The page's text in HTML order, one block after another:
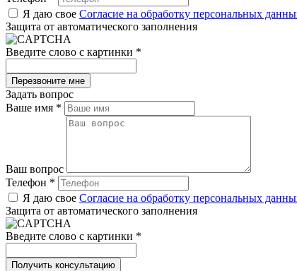
Я даю свое Согласие на обработку персональных
Защита от автоматического заполнения
Введите слово с картинки *
Задать вопрос
Ваше имя *
Ваш вопрос
Телефон *
Я даю свое Согласие на обработку персональных
Защита от автоматического заполнения
Введите слово с картинки *